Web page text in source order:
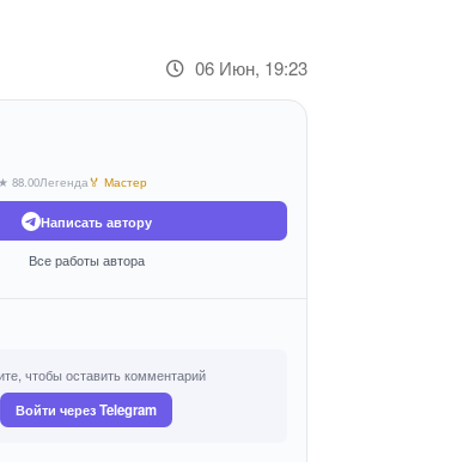
06 Июн, 19:23
88.00Легенда🏅 Мастер
Написать автору
Все работы автора
чтобы оставить комментарий
Войти через Telegram